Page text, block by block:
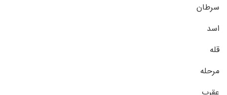
سرطان
اسد
قله
مرحله
عقرب